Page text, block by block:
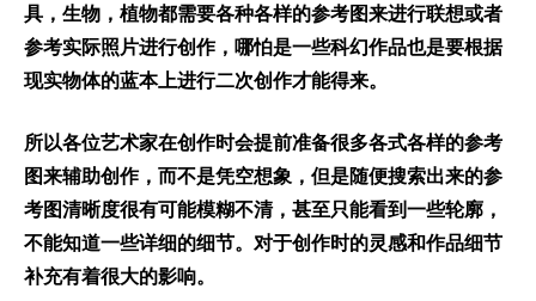
具，生物，植物都需要各种各样的参考图来进行联想或者
参考实际照片进行创作，哪怕是一些科幻作品也是要根据
现实物体的蓝本上进行二次创作才能得来。
所以各位艺术家在创作时会提前准备很多各式各样的参考
图来辅助创作，而不是凭空想象，但是随便搜索出来的参
考图清晰度很有可能模糊不清，甚至只能看到一些轮廓，
不能知道一些详细的细节。对于创作时的灵感和作品细节
补充有着很大的影响。